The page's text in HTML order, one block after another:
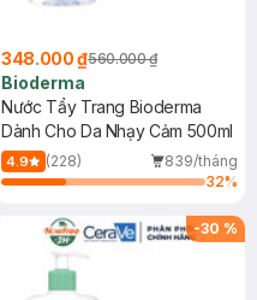
348.000 ₫560.000 ₫
Bioderma
Nước Tẩy Trang Bioderma
Dành Cho Da Nhạy Cảm 500ml
4.9 (228)
839/tháng
32%
-30 %